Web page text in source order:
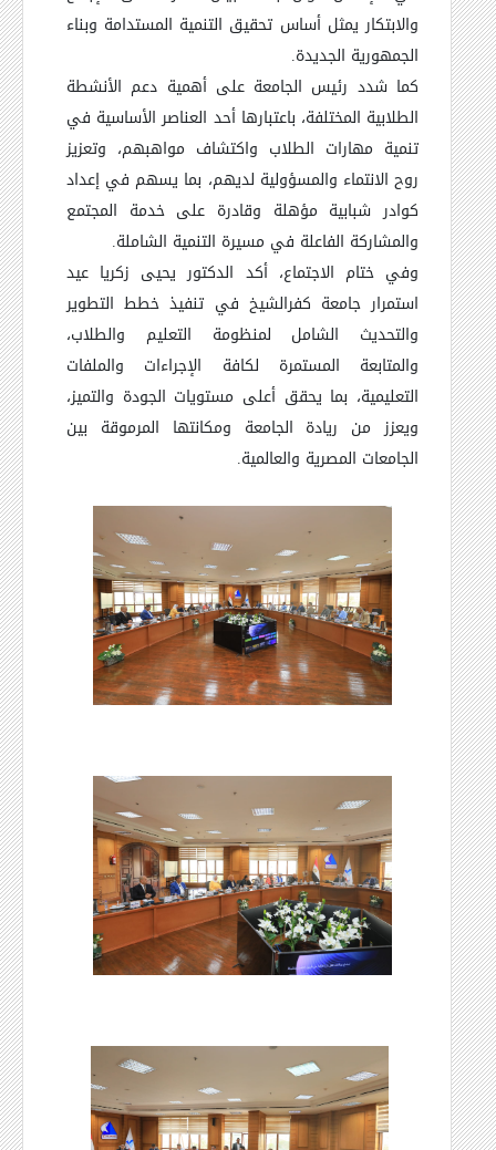
والابتكار يمثل أساس تحقيق التنمية المستدامة وبناء
الجمهورية الجديدة.
كما شدد رئيس الجامعة على أهمية دعم الأنشطة
الطلابية المختلفة، باعتبارها أحد العناصر الأساسية في
تنمية مهارات الطلاب واكتشاف مواهبهم، وتعزيز
روح الانتماء والمسؤولية لديهم، بما يسهم في إعداد
كوادر شبابية مؤهلة وقادرة على خدمة المجتمع
والمشاركة الفاعلة في مسيرة التنمية الشاملة.
وفي ختام الاجتماع، أكد الدكتور يحيى زكريا عيد
استمرار جامعة كفرالشيخ في تنفيذ خطط التطوير
والتحديث الشامل لمنظومة التعليم والطلاب،
والمتابعة المستمرة لكافة الإجراءات والملفات
التعليمية، بما يحقق أعلى مستويات الجودة والتميز،
ويعزز من ريادة الجامعة ومكانتها المرموقة بين
الجامعات المصرية والعالمية.